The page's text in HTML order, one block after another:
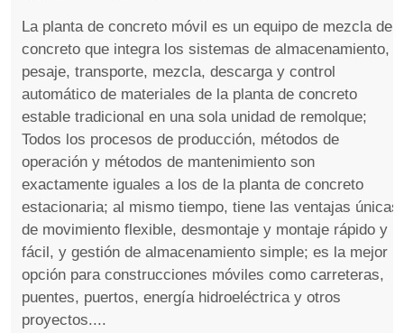
La planta de concreto móvil es un equipo de mezcla de
concreto que integra los sistemas de almacenamiento,
pesaje, transporte, mezcla, descarga y control
automático de materiales de la planta de concreto
estable tradicional en una sola unidad de remolque;
Todos los procesos de producción, métodos de
operación y métodos de mantenimiento son
exactamente iguales a los de la planta de concreto
estacionaria; al mismo tiempo, tiene las ventajas únicas
de movimiento flexible, desmontaje y montaje rápido y
fácil, y gestión de almacenamiento simple; es la mejor
opción para construcciones móviles como carreteras,
puentes, puertos, energía hidroeléctrica y otros
proyectos....